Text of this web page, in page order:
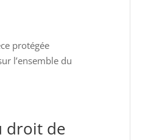
protégée
l’ensemble du
droit de